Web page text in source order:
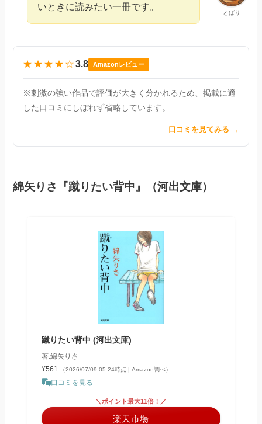
とばり
いときに読みたい一冊です。
★★★★☆3.8 Amazonレビュー
※刺激の強い作品で評価が大きく分かれるため、掲載に適
した口コミにしぼれず省略しています。
口コミを見てみる →
綿矢りさ『蹴りたい背中』（河出文庫）
蹴りたい背中 (河出文庫)
著:綿矢りさ
¥561
（2026/07/09 05:24時点 | Amazon調べ）
口コミを見る
＼ポイント最大11倍！／
楽天市場